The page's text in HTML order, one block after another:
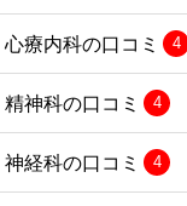
心療内科の口コミ 4
精神科の口コミ 4
神経科の口コミ 4